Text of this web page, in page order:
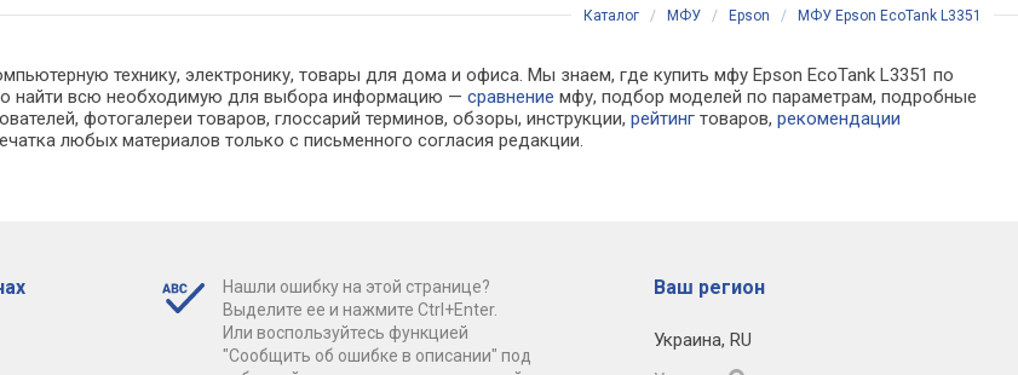
автосканирование, LAN, Wi-Каталог / МФУ / Epson / МФУ Epson EcoTank L3351
технику, электронику, товары для дома и офиса. Мы знаем, где купить мфу Epson EcoTank L3351 по
найти всю необходимую для выбора информацию —сравнение мфу, подбор моделей по параметрам, подробные
фотогалереи товаров, глоссарий терминов, обзоры, инструкции,рейтинг товаров,рекомендации
любых материалов только с письменного согласия редакции.
Нашли ошибку на этой странице?
Выделите ее и нажмите Ctrl+Enter.
Или воспользуйтесь функцией
"Сообщить об ошибке в описании" под
Ваш регион
Украина, RU